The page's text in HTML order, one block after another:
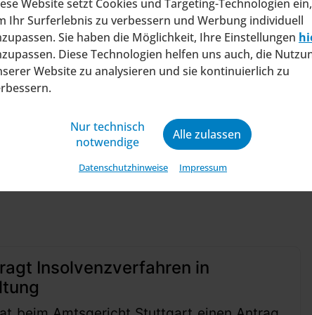
Website setzt Cookies und Targeting-Technologien ein,
Ihr Surferlebnis zu verbessern und Werbung individuell
Sie haben die Möglichkeit, Ihre Einstellungen
Diese Technologien helfen uns auch, die
Website zu analysieren und sie kontinuierlich zu
Nur technisch
notwendige
Alle zulassen
Datenschutzhinweise Impressum
wichtigste Präventivmaßnahme wird von
auf Notfallpläne setzen und drei Viertel
Prozessoptimierung und ein verstärkter
eines sich ständig
Insolvenzverfahren in